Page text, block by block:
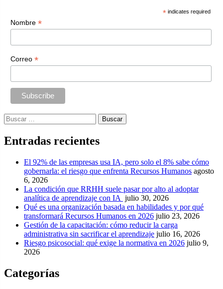
* indicates required
Nombre *
Correo *
Buscar:
Entradas recientes
El 92% de las empresas usa IA, pero solo el 8% sabe cómo
gobernarla: el riesgo que enfrenta Recursos Humanos agosto
6, 2026
La condición que RRHH suele pasar por alto al adoptar
analítica de aprendizaje con IA julio 30, 2026
Qué es una organización basada en habilidades y por qué
transformará Recursos Humanos en 2026 julio 23, 2026
Gestión de la capacitación: cómo reducir la carga
administrativa sin sacrificar el aprendizaje julio 16, 2026
Riesgo psicosocial: qué exige la normativa en 2026 julio 9,
2026
Categorías